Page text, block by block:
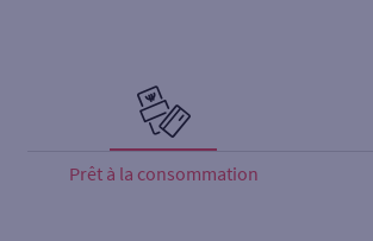
Prêt à la consommation